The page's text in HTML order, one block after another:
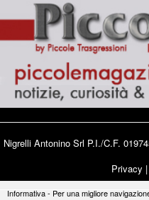
Nigrelli Antonino Srl P.I./C.F.
Privacy |
Informativa - Per una migliore